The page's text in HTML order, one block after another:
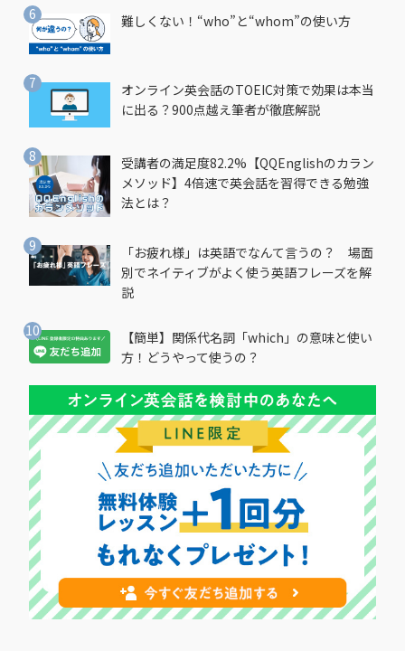
難しくない！“who”と“whom”の使い方
オンライン英会話のTOEIC対策で効果は本当
に出る？900点越え筆者が徹底解説
受講者の満足度82.2%【QQEnglishのカラン
メソッド】4倍速で英会話を習得できる勉強
法とは？
「お疲れ様」は英語でなんて言うの？ 場面
別でネイティブがよく使う英語フレーズを解
説
【簡単】関係代名詞「which」の意味と使い
方！どうやって使うの？